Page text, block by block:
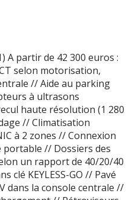
A partir de 42 300 euros :
selon motorisation,
// Aide au parking
à ultrasons
haute résolution (1 280
// Climatisation
à 2 zones // Connexion
// Dossiers des
un rapport de 40/20/40
clé KEYLESS-GO // Pavé
dans la console centrale //